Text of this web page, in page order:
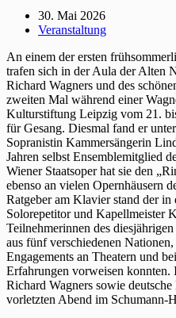
30. Mai 2026
Veranstaltung
An einem der ersten
trafen sich in der Aula der Alten
Richard Wagners und des
zweiten Mal während einer
Kulturstiftung Leipzig vom 21.
für Gesang. Diesmal fand er
Sopranistin Kammersängerin
Jahren selbst Ensemblemitglied
Wiener Staatsoper hat sie den
ebenso an vielen Opernhäusern
Ratgeber am Klavier stand der
Solorepetitor und Kapellmeister
Teilnehmerinnen des
aus fünf verschiedenen
Engagements an Theatern und
Erfahrungen vorweisen konnten.
Richard Wagners sowie
vorletzten Abend im Schumann-